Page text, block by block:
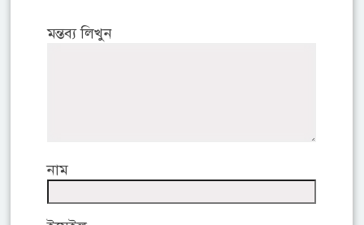
মন্তব্য লিখুন
নাম